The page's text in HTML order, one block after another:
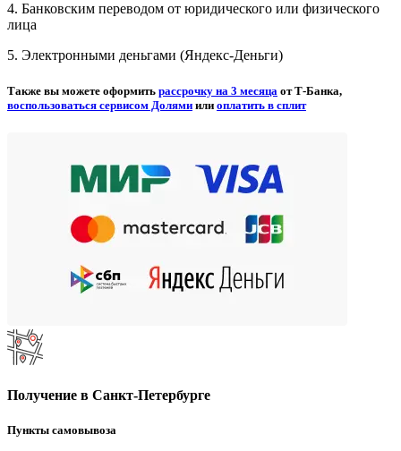
4. Банковским переводом от юридического или физического
лица
5. Электронными деньгами (Яндекс-Деньги)
Также вы можете оформить рассрочку на 3 месяца от Т-Банка,
воспользоваться сервисом Долями или оплатить в сплит
Получение в Санкт-Петербурге
Пункты самовывоза